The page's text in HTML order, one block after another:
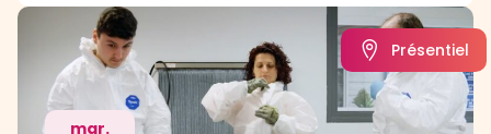
mar.
Présentiel